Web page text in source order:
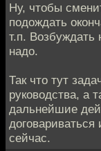
Ну, чтобы
подождать
т.п. Возбуждать
надо.
Так что тут
руководства, а
дальнейшие
сейчас.